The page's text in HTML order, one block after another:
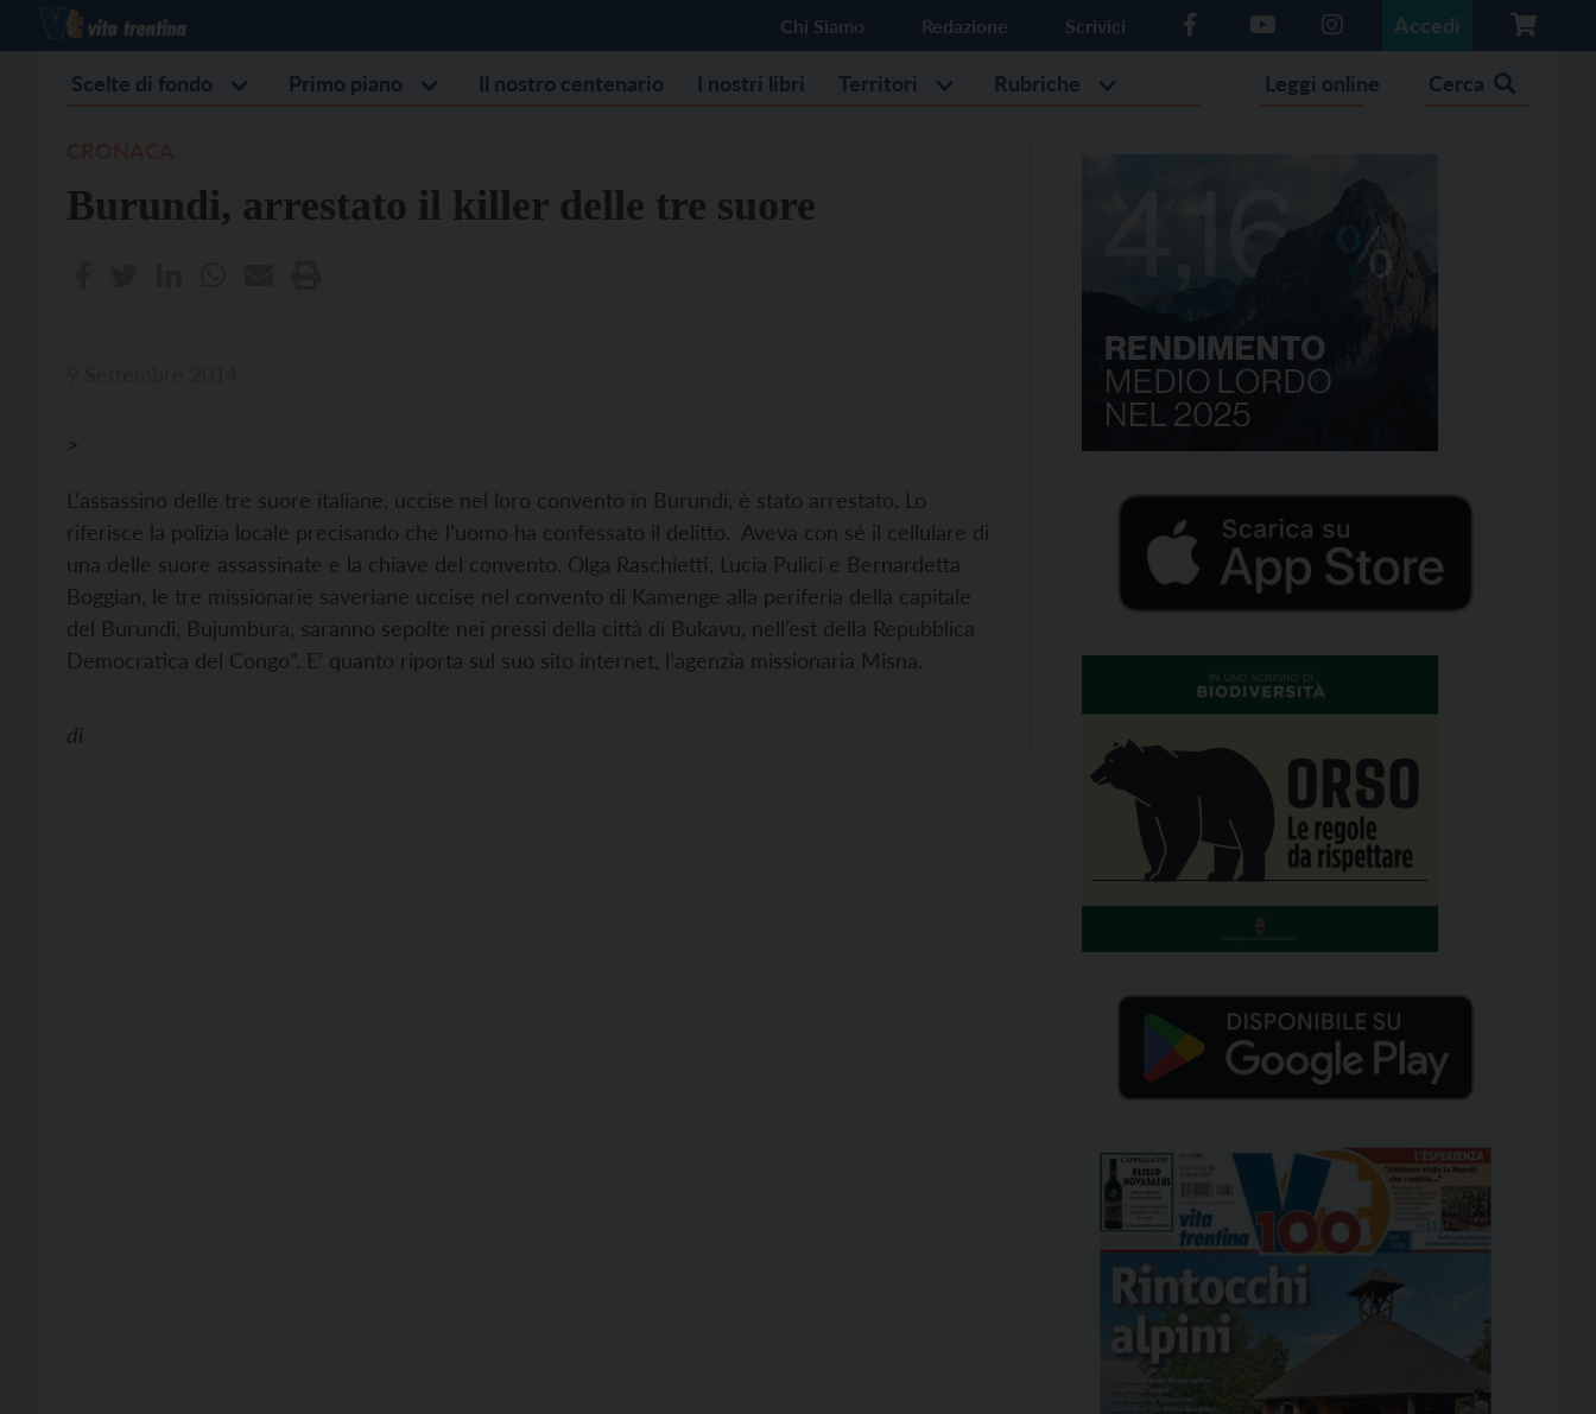
Chi Siamo Redazione Scrivici Accedi
Scelte di fondo Primo piano Il nostro centenario I nostri libri Territori Rubriche Leggi online Cerca
Burundi, arrestato il killer delle tre suore
>
L’assassino delle tre suore italiane, uccise nel loro convento in Burundi, è stato arrestato. Lo
riferisce la polizia locale precisando che l’uomo ha confessato il delitto. Aveva con sé il cellulare di
una delle suore assassinate e la chiave del convento. Olga Raschietti, Lucia Pulici e Bernardetta
Boggian, le tre missionarie saveriane uccise nel convento di Kamenge alla periferia della capitale
del Burundi, Bujumbura, saranno sepolte nei pressi della città di Bukavu, nell’est della Repubblica
Democratica del Congo”. E’ quanto riporta sul suo sito internet, l’agenzia missionaria Misna.
di